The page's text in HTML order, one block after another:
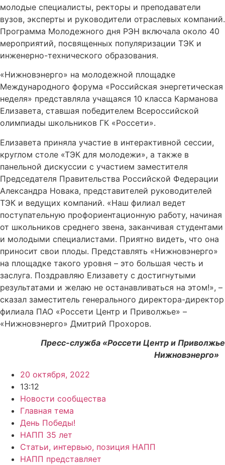
молодые специалисты, ректоры и преподаватели
вузов, эксперты и руководители отраслевых компаний.
Программа Молодежного дня РЭН включала около 40
мероприятий, посвященных популяризации ТЭК и
инженерно-технического образования.
«Нижновэнерго» на молодежной площадке
Международного форума «Российская энергетическая
неделя» представляла учащаяся 10 класса Карманова
Елизавета, ставшая победителем Всероссийской
олимпиады школьников ГК «Россети».
Елизавета приняла участие в интерактивной сессии,
круглом столе «ТЭК для молодежи», а также в
панельной дискуссии с участием заместителя
Председателя Правительства Российской Федерации
Александра Новака, представителей руководителей
ТЭК и ведущих компаний. «Наш филиал ведет
поступательную профориентационную работу, начиная
от школьников среднего звена, заканчивая студентами
и молодыми специалистами. Приятно видеть, что она
приносит свои плоды. Представлять «Нижновэнерго»
на площадке такого уровня – это большая честь и
заслуга. Поздравляю Елизавету с достигнутыми
результатами и желаю не останавливаться на этом!», –
сказал заместитель генерального директора-директор
филиала ПАО «Россети Центр и Приволжье» –
«Нижновэнерго» Дмитрий Прохоров.
Пресс-служба «Россети Центр и Приволжье
Нижновэнерго»
20 октября, 2022
13:12
Новости сообщества
Главная тема
День Победы!
НАПП 35 лет
Статьи, интервью, позиция НАПП
НАПП представляет